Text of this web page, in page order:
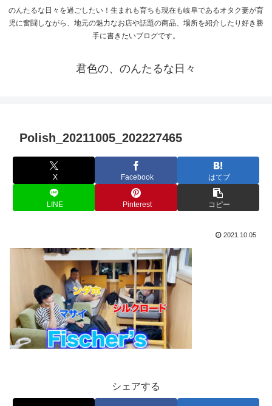
のんたるな日々を過ごしたい！生まれも育ちも現在も岐阜であるオタク妻が育
児に奮闘しながら、地元の魅力なお店や話題の商品、場所を紹介したり好き勝
手に書きたいブログです。
君色の、のんたるな日々
Polish_20211005_202227465
X Facebook はてブ
LINE Pinterest コピー
2021.10.05
シェアする